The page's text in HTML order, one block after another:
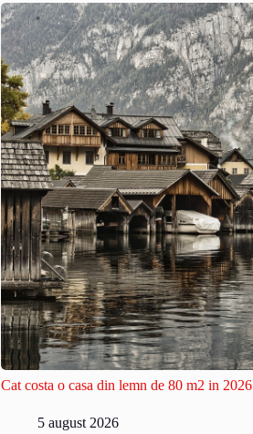
Cat costa o casa din lemn de 80 m2 in 2026
5 august 2026